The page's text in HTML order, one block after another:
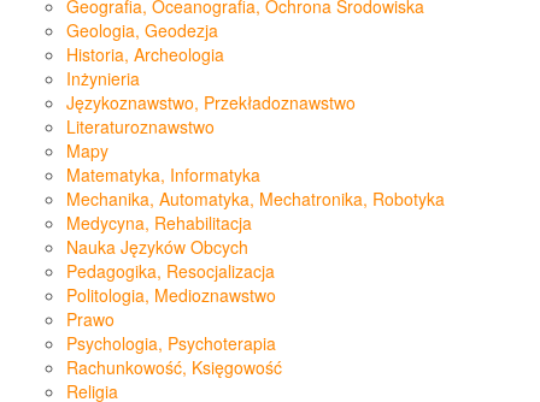
Geografia, Oceanografia, Ochrona Środowiska
Geologia, Geodezja
Historia, Archeologia
Inżynieria
Językoznawstwo, Przekładoznawstwo
Literaturoznawstwo
Mapy
Matematyka, Informatyka
Mechanika, Automatyka, Mechatronika, Robotyka
Medycyna, Rehabilitacja
Nauka Języków Obcych
Pedagogika, Resocjalizacja
Politologia, Medioznawstwo
Prawo
Psychologia, Psychoterapia
Rachunkowość, Księgowość
Religia